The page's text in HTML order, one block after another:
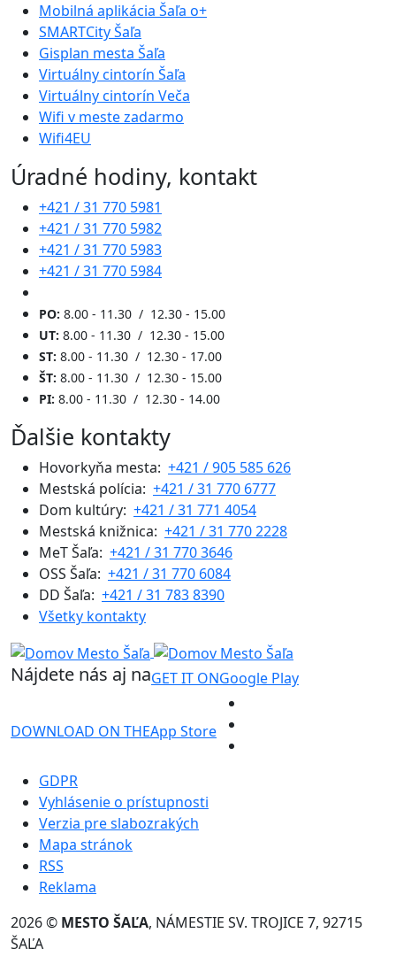
Mobilná aplikácia Šaľa o+
SMARTCity Šaľa
Gisplan mesta Šaľa
Virtuálny cintorín Šaľa
Virtuálny cintorín Veča
Wifi v meste zadarmo
Wifi4EU
Úradné hodiny, kontakt
+421 / 31 770 5981
+421 / 31 770 5982
+421 / 31 770 5983
+421 / 31 770 5984
PO: 8.00 - 11.30 / 12.30 - 15.00
UT: 8.00 - 11.30 / 12.30 - 15.00
ST: 8.00 - 11.30 / 12.30 - 17.00
ŠT: 8.00 - 11.30 / 12.30 - 15.00
PI: 8.00 - 11.30 / 12.30 - 14.00
Ďalšie kontakty
Hovorkyňa mesta: +421 / 905 585 626
Mestská polícia: +421 / 31 770 6777
Dom kultúry: +421 / 31 771 4054
Mestská knižnica: +421 / 31 770 2228
MeT Šaľa: +421 / 31 770 3646
OSS Šaľa: +421 / 31 770 6084
DD Šaľa: +421 / 31 783 8390
Všetky kontakty
Nájdete nás aj naGET IT ONGoogle Play
DOWNLOAD ON THEApp Store
GDPR
Vyhlásenie o prístupnosti
Verzia pre slabozrakých
Mapa stránok
RSS
Reklama
2026 © MESTO ŠAĽA, NÁMESTIE SV. TROJICE 7, 92715
ŠAĽA